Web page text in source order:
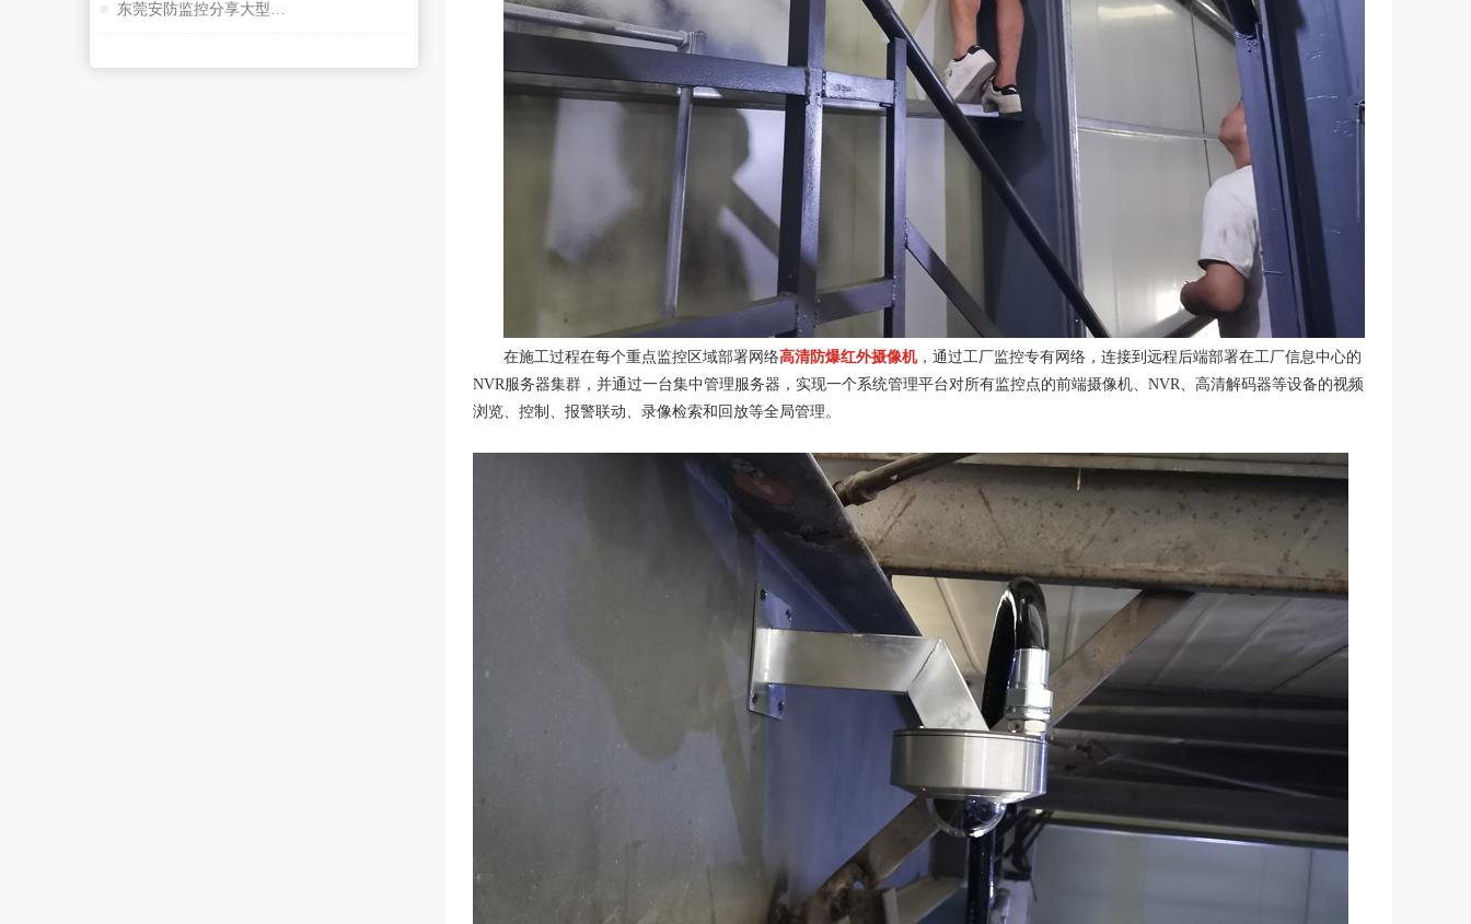
东莞安防监控分享大型桥隧监控系统解决方案设计
在施工过程在每个重点监控区域部署网络高清防爆红外摄像机，通过工厂监控专有网络，连接到远程后端部署在工厂信息中心的
NVR服务器集群，并通过一台集中管理服务器，实现一个系统管理平台对所有监控点的前端摄像机、NVR、高清解码器等设备的视频
浏览、控制、报警联动、录像检索和回放等全局管理。